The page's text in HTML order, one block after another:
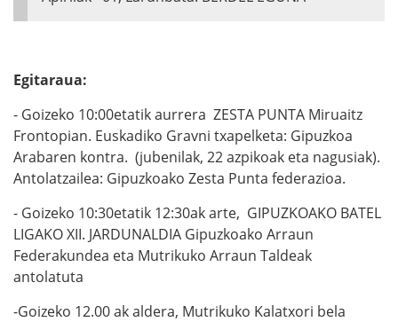
Egitaraua:
- Goizeko 10:00etatik aurrera ZESTA PUNTA Miruaitz
Frontopian. Euskadiko Gravni txapelketa: Gipuzkoa
Arabaren kontra. (jubenilak, 22 azpikoak eta nagusiak).
Antolatzailea: Gipuzkoako Zesta Punta federazioa.
- Goizeko 10:30etatik 12:30ak arte, GIPUZKOAKO BATEL
LIGAKO XII. JARDUNALDIA Gipuzkoako Arraun
Federakundea eta Mutrikuko Arraun Taldeak
antolatuta
-Goizeko 12.00 ak aldera, Mutrikuko Kalatxori bela